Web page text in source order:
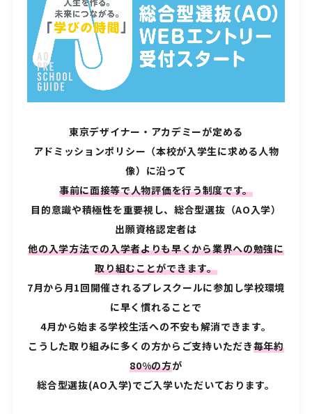
東京デザイナー・アカデミーが定める
アドミッションポリシー（本校が入学生に求める人物
像）に沿って
事前に面接等で人物評価を行う制度です。
目的意識や積極性を重要視し、総合型選抜（AO入学）
出願資格認定者は
他の入学方法での入学者よりも早くから業界への勉強に
取り組むことができます。
7月から月1回開催されるプレスクールに参加し学校環境
に早く慣れることで
4月から始まる学校生活への不安も解消できます。
こうした取り組みに多くの方からご支持いただき毎年約
80%の方が
総合型選抜(AO入学)でご入学いただいております。